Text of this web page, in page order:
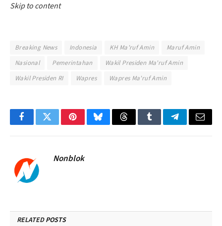
Skip to content
Breaking News Indonesia KH Ma'ruf Amin
Maruf Amin
Nasional
Pemerintahan
Wakil Presiden Ma'ruf Amin
Wakil Presiden RI
Wapres Wapres Ma'ruf Amin
FacebookTwitterPinterestBlueskyThreadsTumblrTelegramEmail
Nonblok
RELATEDPOSTS